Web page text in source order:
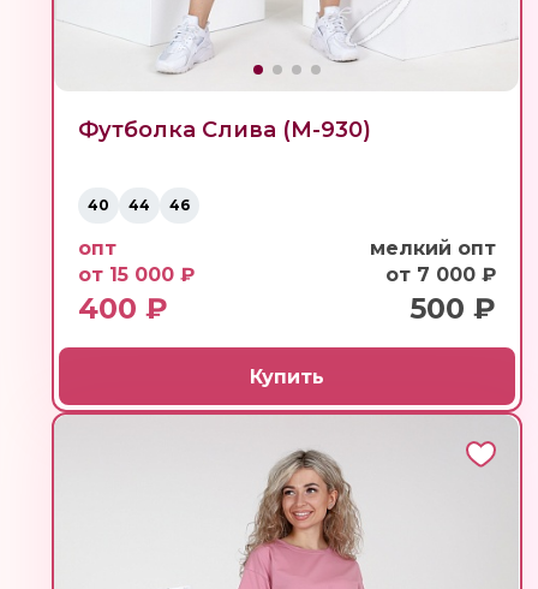
Футболка Слива (М-930)
40 44 46
опт
от 15 000 ₽
400 ₽
мелкий опт
от 7 000 ₽
500 ₽
Купить